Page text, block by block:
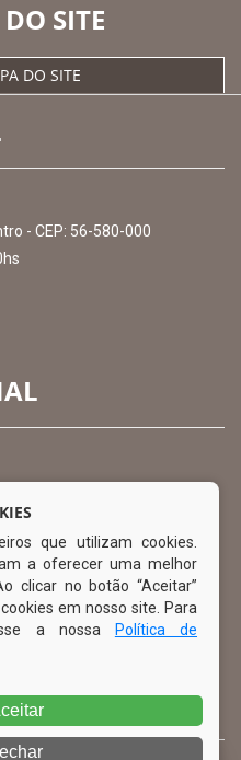
SITE
DO SITE
- CEP: 56-580-000
– SIC
– CPL
que utilizam cookies.
a oferecer uma melhor
clicar no botão “Aceitar”
em nosso site. Para
a nossa
Política de